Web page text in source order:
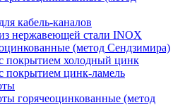
кабель-каналов
нержавеющей стали INOX
(метод Сендзимира)
покрытием холодный цинк
покрытием цинк-ламель
горячеоцинкованные (метод